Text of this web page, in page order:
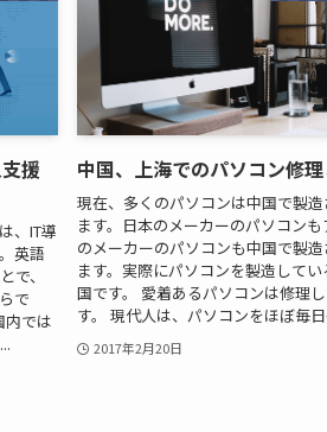
援
、IT導
英語
で、
で
内では
中国、上海でのパソコン修
現在、多くのパソコンは中国で製
ます。日本のメーカーのパソコンも
のメーカーのパソコンも中国で製
ます。実際にパソコンを製造してい
国です。 愛着あるパソコンは修理
す。 現代人は、パソコンをほぼ毎
2017年2月20日